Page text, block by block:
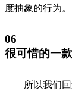
度抽象的行为。
06
很可惜的一
所以我们